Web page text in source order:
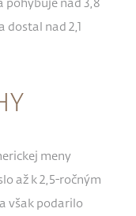
pohybuje nad 3,8
nad 2,1
meny
až k 2,5-ročným
však podarilo